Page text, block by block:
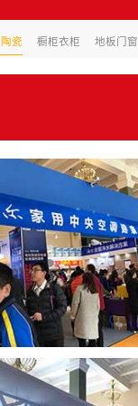
瓷 橱柜衣柜 地板门窗